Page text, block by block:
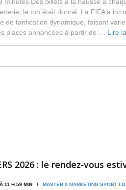
le ton était donné. La FIFA a
de tarification dynamique, faisant
places annoncées à partir de … Lire
2026 : le rendez‑vous
11 H 59 MIN / MASTER 2 MARKETING SPORT